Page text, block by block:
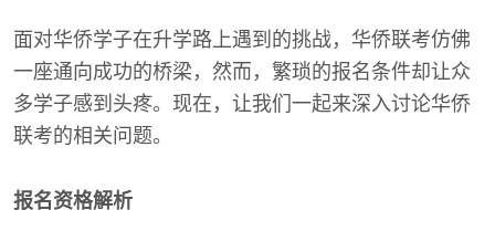
面对华侨学子在升学路上遇到的挑战，华侨联考仿佛
一座通向成功的桥梁，然而，繁琐的报名条件却让众
多学子感到头疼。现在，让我们一起来深入讨论华侨
联考的相关问题。
报名资格解析